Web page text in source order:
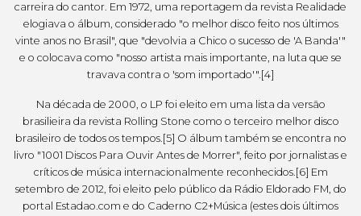
carreira do cantor. Em 1972, uma reportagem da revista Realidade
elogiava o álbum, considerado "o melhor disco feito nos últimos
vinte anos no Brasil", que "devolvia a Chico o sucesso de 'A Banda'"
e o colocava como "nosso artista mais importante, na luta que se
travava contra o 'som importado'".[4]
Na década de 2000, o LP foi eleito em uma lista da versão
brasilieira da revista Rolling Stone como o terceiro melhor disco
brasileiro de todos os tempos.[5] O álbum também se encontra no
livro "1001 Discos Para Ouvir Antes de Morrer", feito por jornalistas e
críticos de música internacionalmente reconhecidos.[6] Em
setembro de 2012, foi eleito pelo público da Rádio Eldorado FM, do
portal Estadao.com e do Caderno C2+Música (estes dois últimos